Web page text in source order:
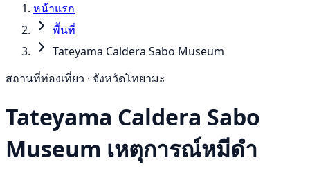
หน้าแรก
พื้นที่
Tateyama Caldera Sabo Museum
สถานที่ท่องเที่ยว · จังหวัดโทยามะ
Tateyama Caldera Sabo
Museum เหตุการณ์หมีดำ